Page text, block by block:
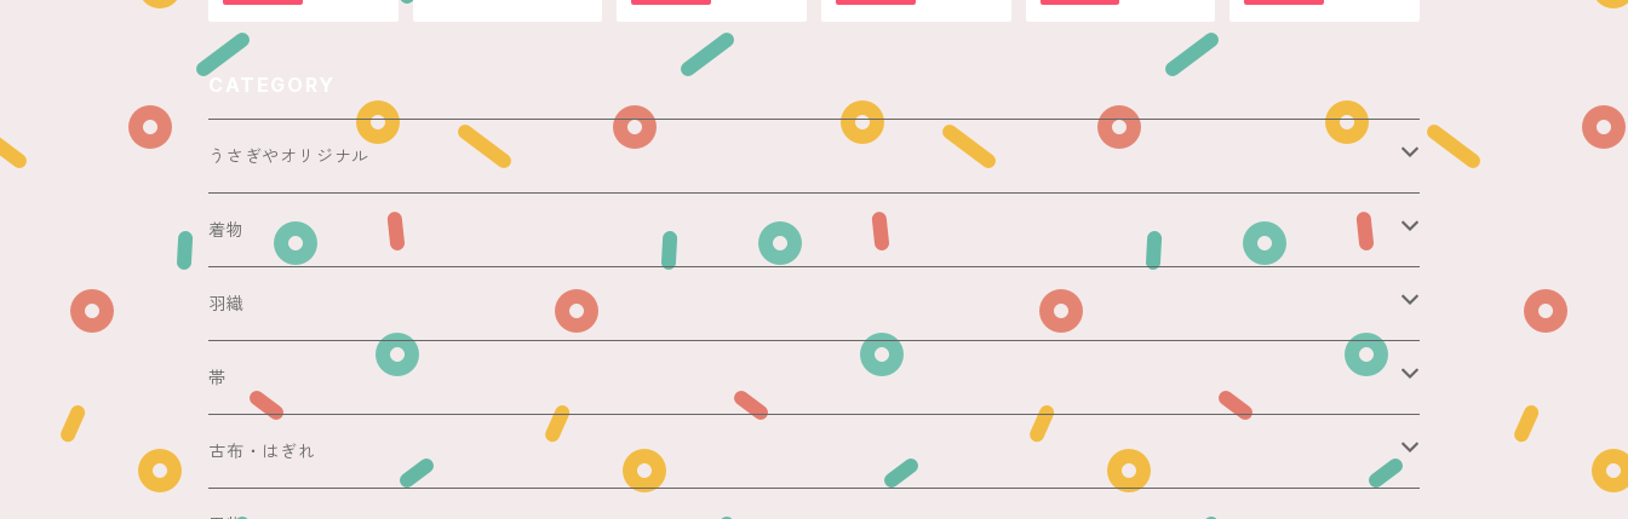
うさぎやオリジナル
ericoさん
レース足袋
マスキングテープ
防虫香
着物
袷
銘仙
紬
単衣
銘仙
紬
夏
羽織
銘仙
その他
帯
名古屋帯
古布・はぎれ